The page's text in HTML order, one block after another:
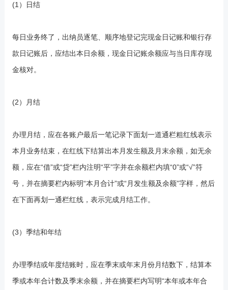
(1）日结
每日业务终了，出纳员逐笔、顺序地登记完现金日记账和银行存
款日记账后，应结出本日余额，现金日记账余额应与当日库存现
金核对。
(2）月结
办理月结，应在各账户最后一笔记录下面划一道通栏粗红线表示
本月业务结束，在红线下结算出本月发生额及月末余额，如无余
额，应在“借”或“贷”栏内注明“平”字并在余额栏内填“0”或“√”符
号，并在摘要栏内标明“本月合计”或“月发生额及余额”字样，然后
在下面再划一通栏红线，表示完成月结工作。
(3）季结和年结
办理季结或年度结账时，应在季末或年末月份月结数下，结算本
季或本年合计数及季末余额，并在摘要栏内写明“本年或本年合